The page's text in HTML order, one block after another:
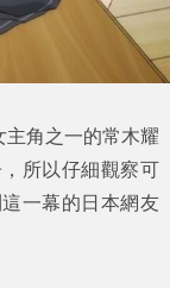
主角之一的常木耀
所以仔細觀察可
一幕的日本網友